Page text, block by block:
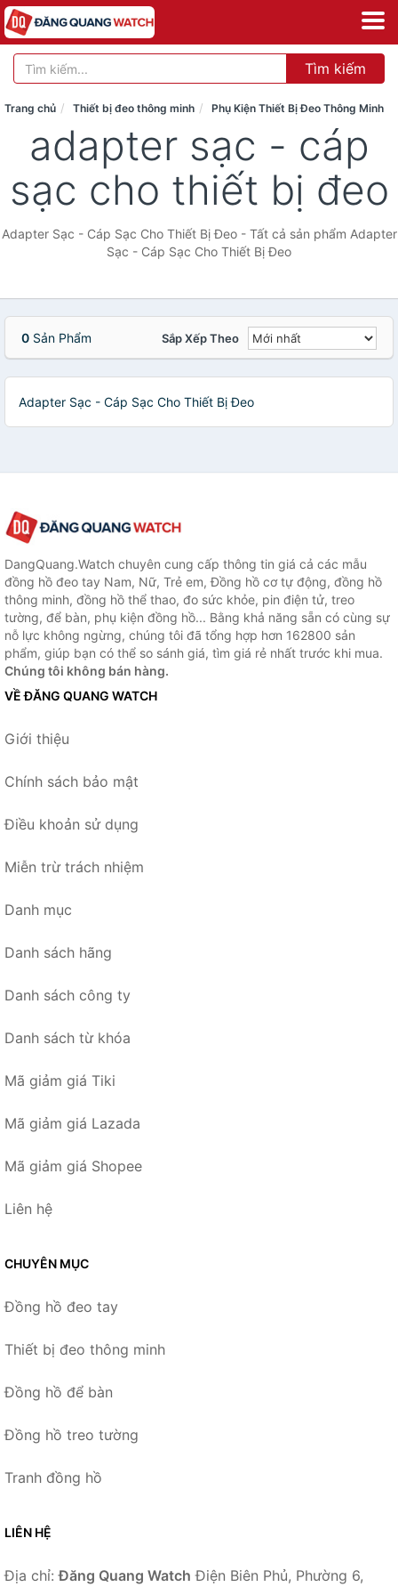
Tìm kiếm
Trang chủ Thiết bị đeo thông minh Phụ Kiện Thiết Bị Đeo Thông Minh
adapter sạc - cáp
sạc cho thiết bị đeo
Adapter Sạc - Cáp Sạc Cho Thiết Bị Đeo - Tất cả sản phẩm Adapter
Sạc - Cáp Sạc Cho Thiết Bị Đeo
0 Sản Phẩm Sắp Xếp Theo
Adapter Sạc - Cáp Sạc Cho Thiết Bị Đeo
DangQuang.Watch chuyên cung cấp thông tin giá cả các mẫu
đồng hồ đeo tay Nam, Nữ, Trẻ em, Đồng hồ cơ tự động, đồng hồ
thông minh, đồng hồ thể thao, đo sức khỏe, pin điện tử, treo
tường, để bàn, phụ kiện đồng hồ... Bằng khả năng sẵn có cùng sự
nỗ lực không ngừng, chúng tôi đã tổng hợp hơn 162800 sản
phẩm, giúp bạn có thể so sánh giá, tìm giá rẻ nhất trước khi mua.
Chúng tôi không bán hàng.
VỀ ĐĂNG QUANG WATCH
Giới thiệu
Chính sách bảo mật
Điều khoản sử dụng
Miễn trừ trách nhiệm
Danh mục
Danh sách hãng
Danh sách công ty
Danh sách từ khóa
Mã giảm giá Tiki
Mã giảm giá Lazada
Mã giảm giá Shopee
Liên hệ
CHUYÊN MỤC
Đồng hồ đeo tay
Thiết bị đeo thông minh
Đồng hồ để bàn
Đồng hồ treo tường
Tranh đồng hồ
LIÊN HỆ
Địa chỉ:Đăng Quang Watch Điện Biên Phủ, Phường 6,